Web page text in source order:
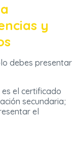
y
debes presentar
es el certificado
secundaria;
el